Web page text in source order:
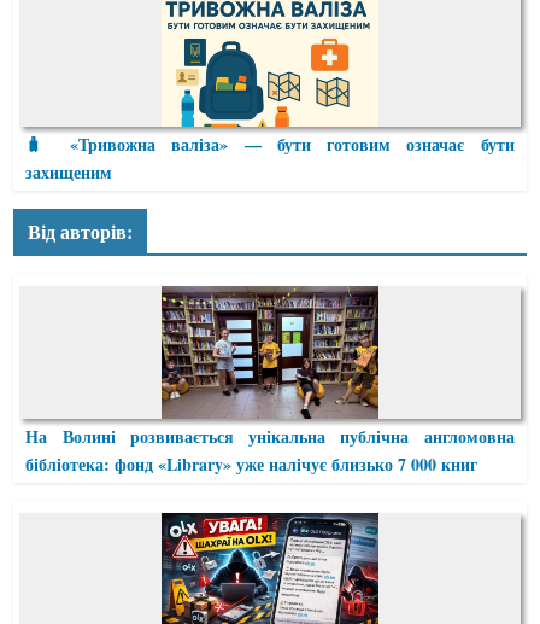
🧳 «Тривожна валіза» — бути готовим означає бути
захищеним
Від авторів:
На Волині розвивається унікальна публічна англомовна
бібліотека: фонд «Library» уже налічує близько 7 000 книг